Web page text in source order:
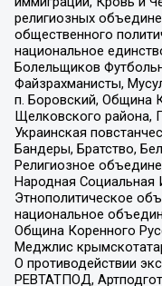
религиозных
общественного
национальное
Болельщиков
Файзрахманисты,
п. Боровский, Община
Щелковского района,
Украинская
Бандеры, Братство,
Религиозное
Народная Социальная
Этнополитическое
национальное
Община Коренного
Меджлис
О противодействии
РЕВТАТПОД,